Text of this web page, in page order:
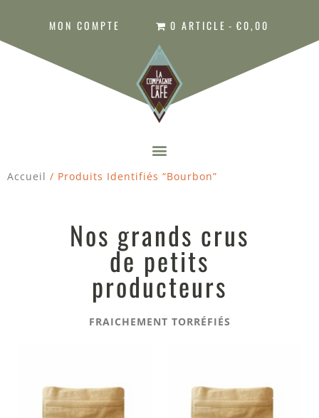
MON COMPTE 0 ARTICLE €0,00
Accueil / Produits Identifiés “bourbon”
Nos grands crus
de petits
producteurs
FRAICHEMENT TORRÉFIÉS